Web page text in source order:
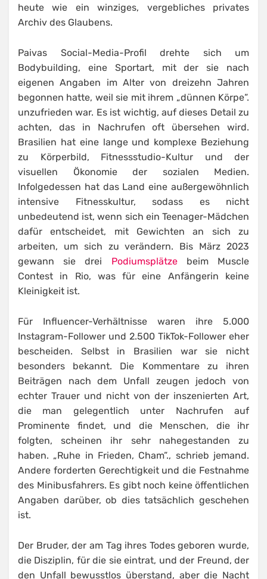
heute wie ein winziges, vergebliches privates
Archiv des Glaubens.
Paivas Social-Media-Profil drehte sich um
Bodybuilding, eine Sportart, mit der sie nach
eigenen Angaben im Alter von dreizehn Jahren
begonnen hatte, weil sie mit ihrem „dünnen Körpe”.
unzufrieden war. Es ist wichtig, auf dieses Detail zu
achten, das in Nachrufen oft übersehen wird.
Brasilien hat eine lange und komplexe Beziehung
zu Körperbild, Fitnessstudio-Kultur und der
visuellen Ökonomie der sozialen Medien.
Infolgedessen hat das Land eine außergewöhnlich
intensive Fitnesskultur, sodass es nicht
unbedeutend ist, wenn sich ein Teenager-Mädchen
dafür entscheidet, mit Gewichten an sich zu
arbeiten, um sich zu verändern. Bis März 2023
gewann sie drei Podiumsplätze beim Muscle
Contest in Rio, was für eine Anfängerin keine
Kleinigkeit ist.
Für Influencer-Verhältnisse waren ihre 5.000
Instagram-Follower und 2.500 TikTok-Follower eher
bescheiden. Selbst in Brasilien war sie nicht
besonders bekannt. Die Kommentare zu ihren
Beiträgen nach dem Unfall zeugen jedoch von
echter Trauer und nicht von der inszenierten Art,
die man gelegentlich unter Nachrufen auf
Prominente findet, und die Menschen, die ihr
folgten, scheinen ihr sehr nahegestanden zu
haben. „Ruhe in Frieden, Cham”., schrieb jemand.
Andere forderten Gerechtigkeit und die Festnahme
des Minibusfahrers. Es gibt noch keine öffentlichen
Angaben darüber, ob dies tatsächlich geschehen
ist.
Der Bruder, der am Tag ihres Todes geboren wurde,
die Disziplin, für die sie eintrat, und der Freund, der
den Unfall bewusstlos überstand, aber die Nacht